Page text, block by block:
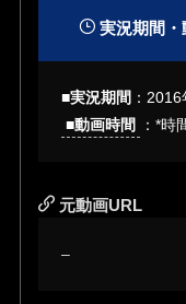
実況期間・
■実況期間 ： 2016
■動画時間
：*時
元動画URL
–